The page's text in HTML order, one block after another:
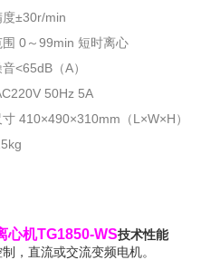
±30r/min
围 0～99min 短时离心
<65dB（A）
50Hz 5A
410×490×310mm（L×W×H）
心机TG1850-WS技术性能
，直流或交流变频电机。